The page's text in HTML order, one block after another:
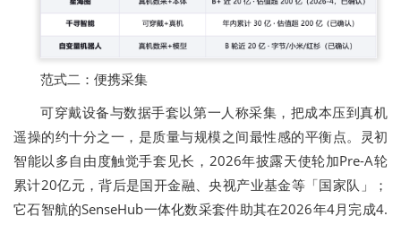
范式二：便携采集
可穿戴设备与数据手套以第一人称采集，把成本压到真机
遥操的约十分之一，是质量与规模之间最性感的平衡点。灵初
智能以多自由度触觉手套见长，2026年披露天使轮加Pre-A轮
累计20亿元，背后是国开金融、央视产业基金等「国家队」；
它石智航的SenseHub一体化数采套件助其在2026年4月完成4.